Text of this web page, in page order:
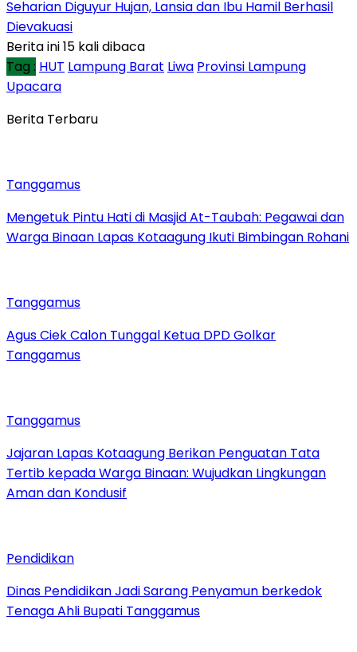
Seharian Diguyur Hujan, Lansia dan Ibu Hamil Berhasil
Dievakuasi
Berita ini 15 kali dibaca
Tag : HUT Lampung Barat Liwa Provinsi Lampung
Upacara
Berita Terbaru
Tanggamus
Mengetuk Pintu Hati di Masjid At-Taubah: Pegawai dan
Warga Binaan Lapas Kotaagung Ikuti Bimbingan Rohani
Tanggamus
Agus Ciek Calon Tunggal Ketua DPD Golkar
Tanggamus
Tanggamus
Jajaran Lapas Kotaagung Berikan Penguatan Tata
Tertib kepada Warga Binaan: Wujudkan Lingkungan
Aman dan Kondusif
Pendidikan
Dinas Pendidikan Jadi Sarang Penyamun berkedok
Tenaga Ahli Bupati Tanggamus